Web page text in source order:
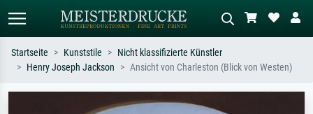
Suchen Sie nach Künstlern, Werktiteln
Beschreiben Sie die Szene – z.B. Grüne
Startseite Kunststile
Nicht klassifizierte Künstler
Henry Joseph Jackson
Ansicht von Charleston (Blick von Westen)